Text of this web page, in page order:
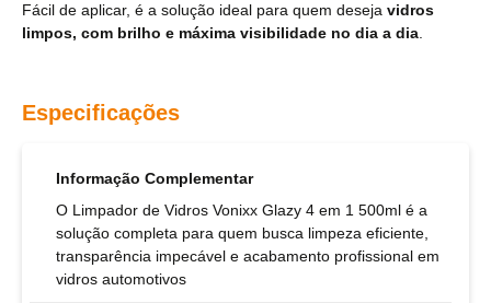
Fácil de aplicar, é a solução ideal para quem deseja vidros
limpos, com brilho e máxima visibilidade no dia a dia
Especificações
Informação Complementar
O Limpador de Vidros Vonixx Glazy 4 em 1 500ml é a
solução completa para quem busca limpeza eficiente,
transparência impecável e acabamento profissional em
vidros automotivos